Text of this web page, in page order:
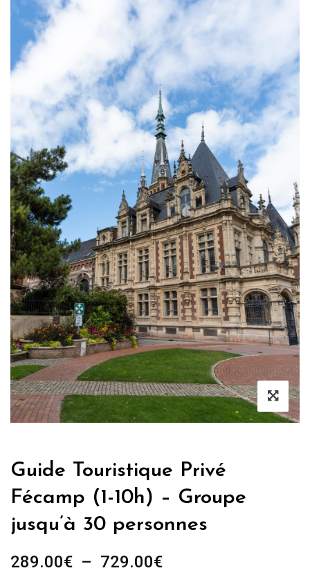
Guide Touristique Privé
Fécamp (1-10h) – Groupe
jusqu’à 30 personnes
289.00€ – 729.00€Plage